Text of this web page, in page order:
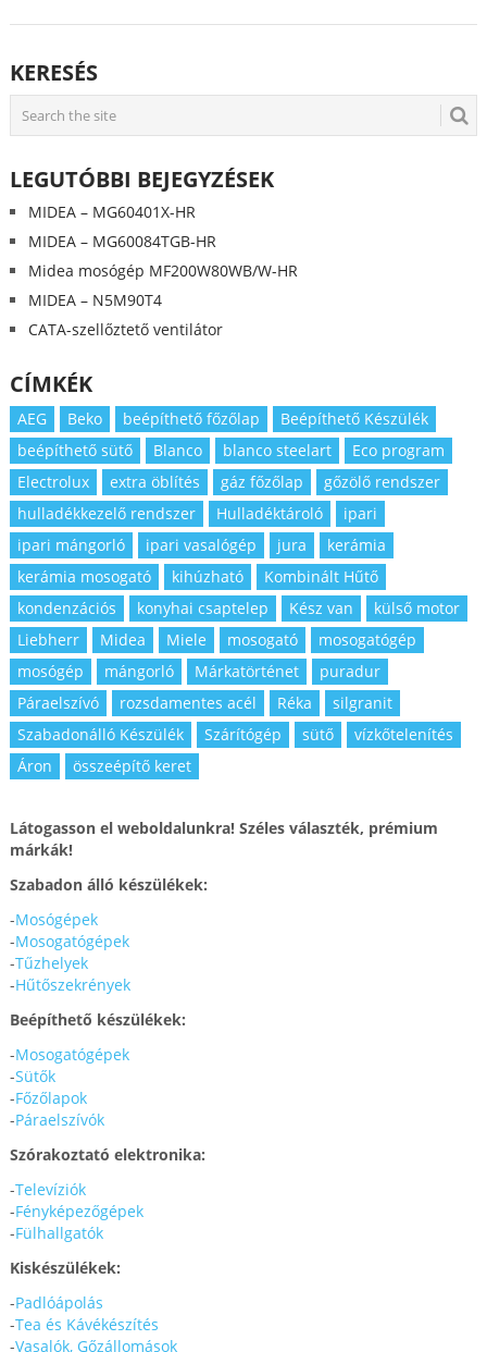
KERESÉS
LEGUTÓBBI BEJEGYZÉSEK
MIDEA – MG60401X-HR
MIDEA – MG60084TGB-HR
Midea mosógép MF200W80WB/W-HR
MIDEA – N5M90T4
CATA-szellőztető ventilátor
CÍMKÉK
AEG Beko beépíthető főzőlap
Beépíthető Készülék
beépíthető sütő
Blanco blanco steelart
Eco program
Electrolux
extra öblítés gáz főzőlap
gőzölő rendszer
hulladékkezelő rendszer
Hulladéktároló
ipari
ipari mángorló
ipari vasalógép jura
kerámia
kerámia mosogató
kihúzható
Kombinált Hűtő
kondenzációs
konyhai csaptelep Kész van
külső motor
Liebherr
Midea Miele mosogató
mosogatógép
mosógép
mángorló Márkatörténet
puradur
Páraelszívó
rozsdamentes acél Réka
silgranit
Szabadonálló Készülék
Szárítógép sütő
vízkőtelenítés
Áron
összeépítő keret
Látogasson el weboldalunkra! Széles választék, prémium
márkák!
Szabadon álló készülékek:
-Mosógépek
-Mosogatógépek
-Tűzhelyek
-Hűtőszekrények
Beépíthető készülékek:
-Mosogatógépek
-Sütők
-Főzőlapok
-Páraelszívók
Szórakoztató elektronika:
-Televíziók
-Fényképezőgépek
-Fülhallgatók
Kiskészülékek:
-Padlóápolás
-Tea és Kávékészítés
-Vasalók, Gőzállomások